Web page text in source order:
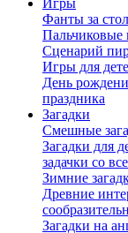
Игры
Фанты за
Пальчиковые
Сценарий
Игры для
День
праздника
Загадки
Смешные
Загадки для
задачки со
Зимние
Древние
Загадки на